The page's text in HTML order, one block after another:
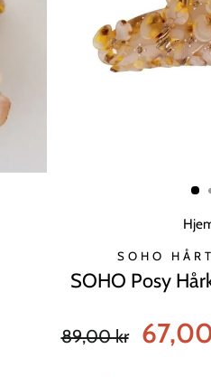
SOHO
SOHO Posy
pris
89,00 kr
Tilbudspris